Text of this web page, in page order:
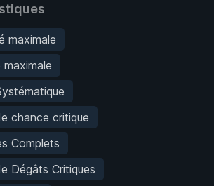
maximale
chance critique
Complets
Dégâts Critiques